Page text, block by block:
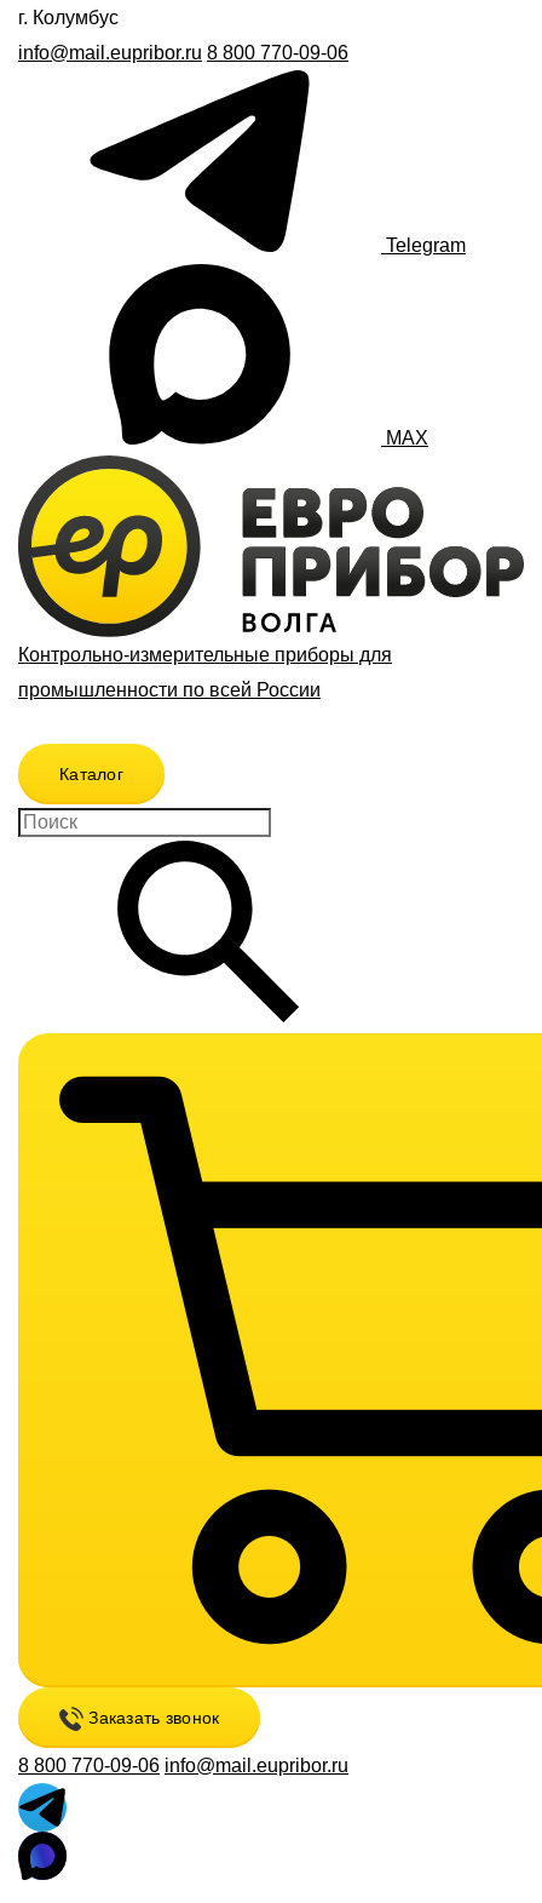
г. Колумбус
info@mail.eupribor.ru 8 800 770-09-06
Telegram
MAX
Контрольно-измерительные приборы для
промышленности по всей России
Каталог
Заказать звонок
8 800 770-09-06 info@mail.eupribor.ru